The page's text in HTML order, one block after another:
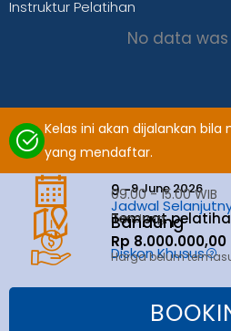
Instruktur Pelatihan
No data
Kelas ini akan dijalankan
yang mendaftar.
9 -9 June 2026
09.00 - 15.00 WIB
Jadwal
Tempat
Bandung
Bandung
Rp 8.000.000,00
Diskon Khusus
Harga belum